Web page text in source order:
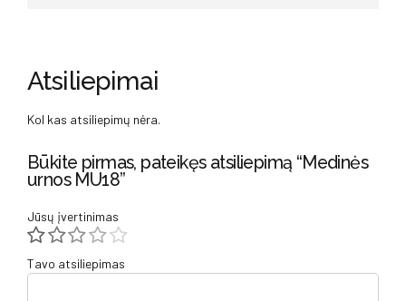
Atsiliepimai
Kol kas atsiliepimų nėra.
Būkite pirmas, pateikęs atsiliepimą “Medinės
urnos MU18”
Jūsų įvertinimas
Tavo atsiliepimas